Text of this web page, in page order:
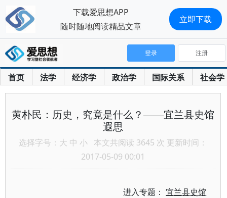
首页 法学 经济学 政治学 国际关系 社会学
登录 注册
黄朴民：历史，究竟是什么？——宜兰县史馆
遐思
选择字号： 大 中 小 本文共阅读 3645 次 更新时间：
2017-05-09 00:01
进入专题：宜兰县史馆
下载爱思想APP
随时随地阅读精品文章
立即下载